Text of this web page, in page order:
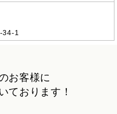
34-1
お客様に
ております！